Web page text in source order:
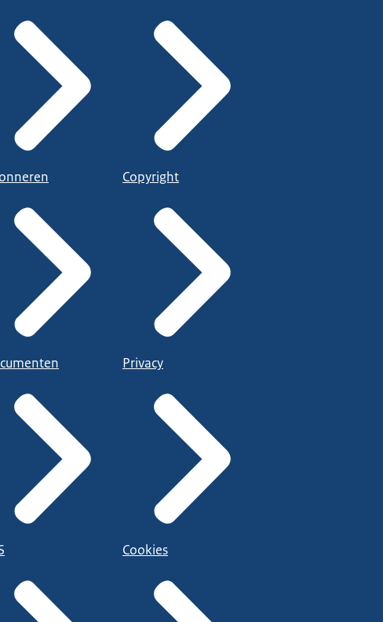
Copyright
Privacy
Cookies